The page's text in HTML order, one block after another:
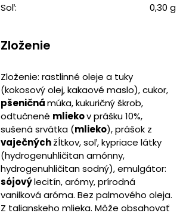
Soľ: 0,30 g
Zloženie
Zloženie: rastlinné oleje a tuky
(kokosový olej, kakaové maslo), cukor,
pšeničnámúka, kukuričný škrob,
odtučnené mliekov prášku 10%,
sušená srvátka (mlieko), prášok z
vaječnýchžĺtkov, soľ, kypriace látky
(hydrogenuhličitan amónny,
hydrogenuhličitan sodný), emulgátor:
sójovýlecitín, arómy, prírodná
vanilková aróma. Bez palmového oleja.
Z talianskeho mlieka. Môže obsahovať